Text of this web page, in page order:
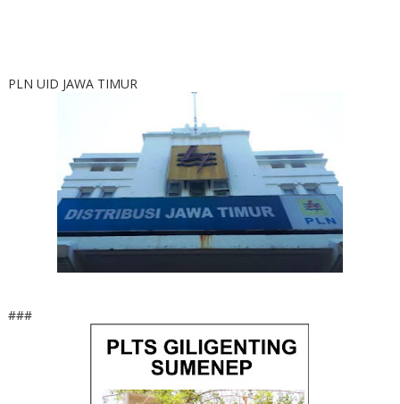
PLN UID JAWA TIMUR
###